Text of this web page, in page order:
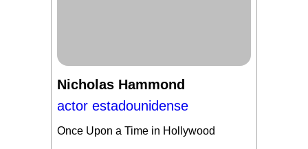
Nicholas Hammond
actor estadounidense
Once Upon a Time in Hollywood